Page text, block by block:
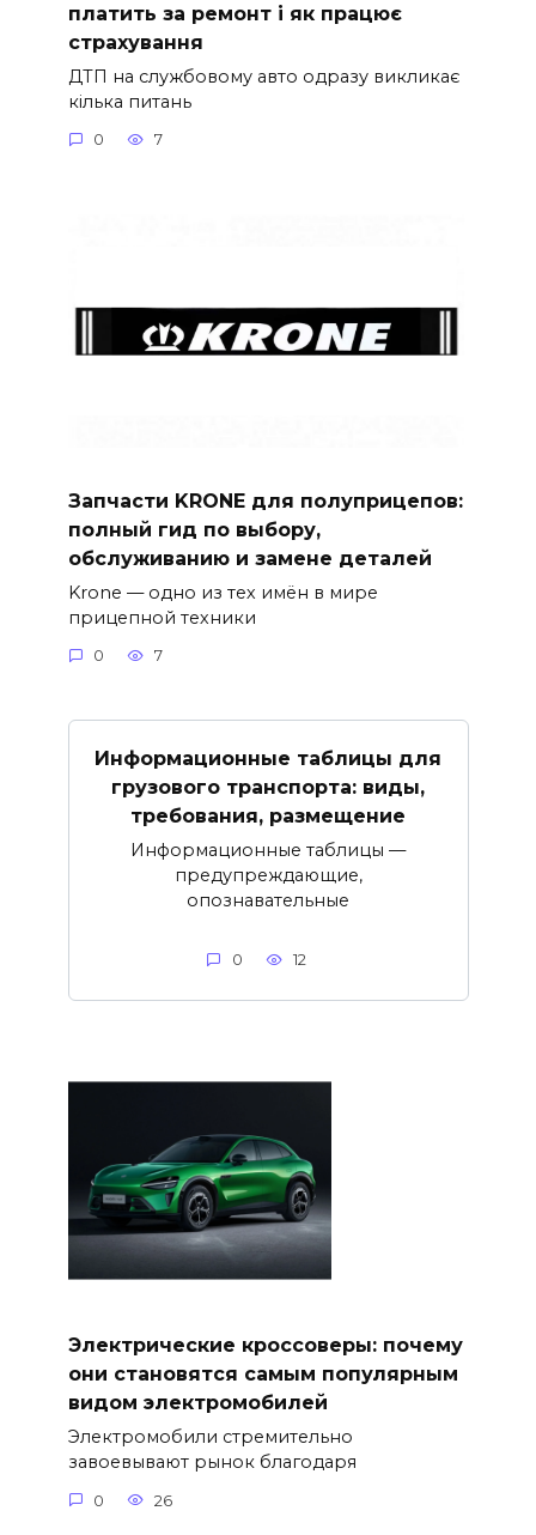
платить за ремонт і як працює
страхування
ДТП на службовому авто одразу викликає
кілька питань
0 7
Запчасти KRONE для полуприцепов:
полный гид по выбору,
обслуживанию и замене деталей
Krone — одно из тех имён в мире
прицепной техники
0 7
Информационные таблицы для
грузового транспорта: виды,
требования, размещение
Информационные таблицы —
предупреждающие,
опознавательные
0 12
Электрические кроссоверы: почему
они становятся самым популярным
видом электромобилей
Электромобили стремительно
завоевывают рынок благодаря
0 26